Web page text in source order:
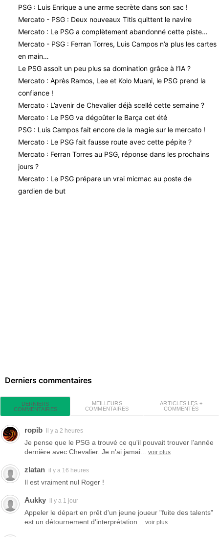
PSG : Luis Enrique a une arme secrète dans son sac !
Mercato - PSG : Deux nouveaux Titis quittent le navire
Mercato : Le PSG a complètement abandonné cette piste…
Mercato - PSG : Ferran Torres, Luis Campos n’a plus les cartes
en main…
Le PSG assoit un peu plus sa domination grâce à l’IA ?
Mercato : Après Ramos, Lee et Kolo Muani, le PSG prend la
confiance !
Mercato : L’avenir de Chevalier déjà scellé cette semaine ?
Mercato : Le PSG va dégoûter le Barça cet été
PSG : Luis Campos fait encore de la magie sur le mercato !
Mercato : Le PSG fait fausse route avec cette pépite ?
Mercato : Ferran Torres au PSG, réponse dans les prochains
jours ?
Mercato : Le PSG prépare un vrai micmac au poste de
gardien de but
Derniers commentaires
DERNIERS
COMMENTAIRES
MEILLEURS
COMMENTAIRES
ARTICLES LES +
COMMENTÉS
ropib il y a 2 heures
Je pense que le PSG a trouvé ce qu'il pouvait trouver l'année
dernière avec Chevalier. Je n'ai jamai...
voir plus
zlatan il y a 16 heures
Il est vraiment nul Roger !
Aukky il y a 1 jour
Appeler le départ en prêt d'un jeune joueur "fuite des talents"
est un détournement d'interprétation...
voir plus